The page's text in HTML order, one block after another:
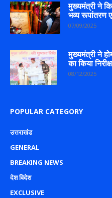
मुख्यमंत्री ने
भव्य रूपांतरण
07/09/2025
मुख्यमंत्री ने
का किया
08/12/2025
POPULAR CATEGORY
उत्तराखंड
GENERAL
BREAKING NEWS
देश विदेश
EXCLUSIVE